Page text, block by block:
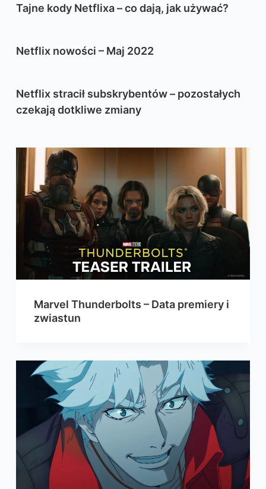
Tajne kody Netflixa – co dają, jak używać?
Netflix nowości – Maj 2022
Netflix stracił subskrybentów – pozostałych
czekają dotkliwe zmiany
Marvel Thunderbolts – Data premiery i
zwiastun